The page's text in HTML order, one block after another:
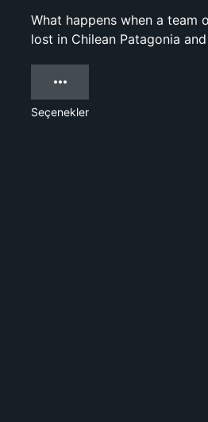
What happens when a team
lost in Chilean Patagonia
Seçenekler